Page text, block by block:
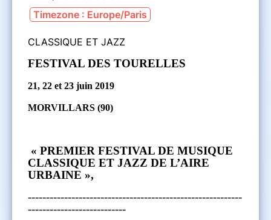
Timezone : Europe/Paris
CLASSIQUE ET JAZZ
FESTIVAL DES TOURELLES
21, 22 et 23 juin 2019
MORVILLARS (90)
« PREMIER FESTIVAL DE MUSIQUE
CLASSIQUE ET JAZZ DE L’AIRE
URBAINE »,
-----------------------------------------------------------
---------------------------